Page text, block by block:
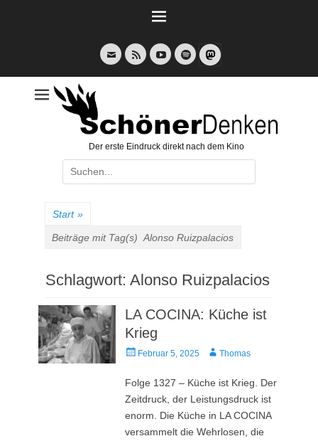
E-
Mail
Feed YouTubeSpotify
Der erste Eindruck direkt nach dem Kino
Suche
nach:
Start »
Beiträge mit Tag(s) Alonso Ruizpalacios
Schlagwort: Alonso Ruizpalacios
LA COCINA: Küche ist
Krieg
Veröffentlicht
Februar 5, 2025 AutorThomas
Folge 1327 – Küche ist Krieg. Der
Zeitdruck, der Leistungsdruck ist
enorm. Die Küche in LA COCINA
versammelt die Wehrlosen, die